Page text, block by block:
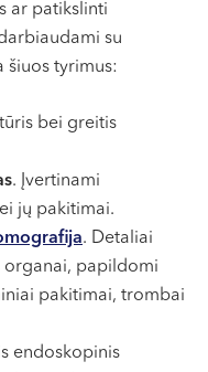
ar patikslinti
su
tyrimus:​
bei greitis
. Įvertinami
jų pakitimai.​
. Detaliai
organai, papildomi
pakitimai, trombai
endoskopinis